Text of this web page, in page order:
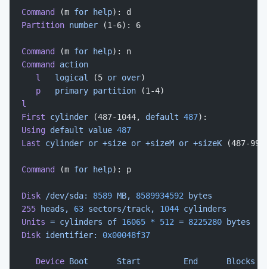
Command (m for help): d
Partition number (1-6): 6
Command (m for help): n
Command
action
   l
   logical
(5 or over)
   p
   primary
partition (1-4)
l
First cylinder (487-1044, default 487):
Using default value 487
Last cylinder or +size or +sizeM or +sizeK (487-
Command (m for help): p
Disk /dev/sda: 8589 MB, 8589934592 bytes
255 heads, 63 sectors/track, 1044 cylinders
Units = cylinders of 16065 * 512 = 8225280 bytes
Disk identifier: 0x00048f37
   Device
Boot
      Start
         End
      Blocks